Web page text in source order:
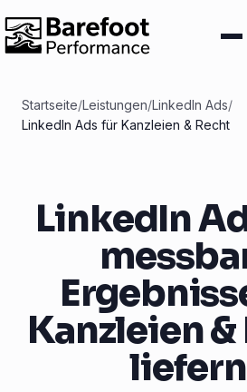
Startseite/Leistungen/LinkedIn Ads/
LinkedIn Ads für Kanzleien & Recht
LinkedIn
Kanzleien
liefern